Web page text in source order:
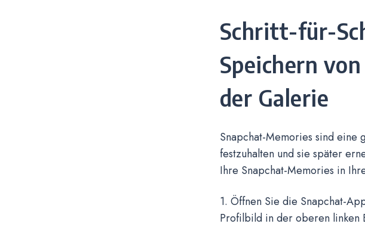
Schritt-für-
Speichern
der Galerie
Snapchat-Memories sind
festzuhalten und sie später
Ihre Snapchat-Memories in
1. Öffnen Sie die Snapchat-
Profilbild in der oberen linken